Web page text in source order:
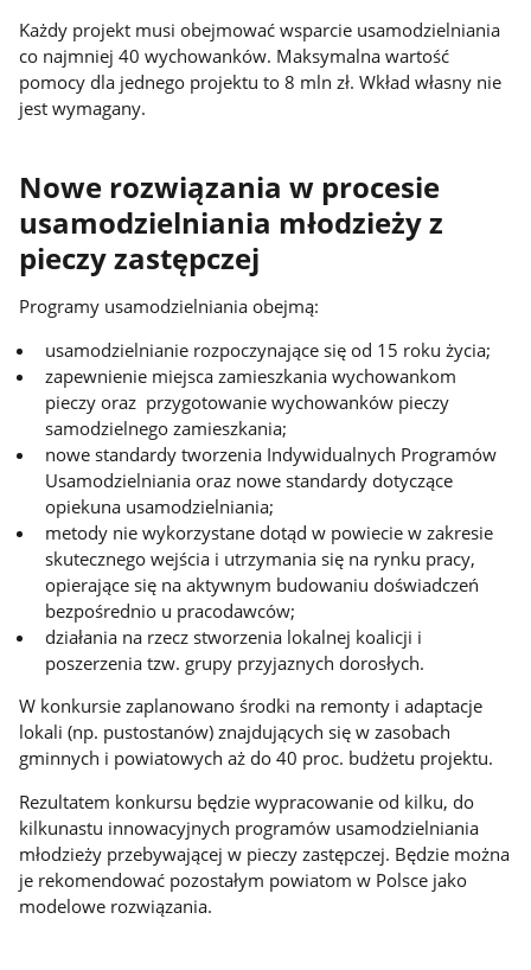
Każdy projekt musi obejmować wsparcie usamodzielniania
co najmniej 40 wychowanków. Maksymalna wartość
pomocy dla jednego projektu to 8 mln zł. Wkład własny nie
jest wymagany.
Nowe rozwiązania w procesie
usamodzielniania młodzieży z
pieczy zastępczej
Programy usamodzielniania obejmą:
usamodzielnianie rozpoczynające się od 15 roku życia;
zapewnienie miejsca zamieszkania wychowankom
pieczy oraz przygotowanie wychowanków pieczy
samodzielnego zamieszkania;
nowe standardy tworzenia Indywidualnych Programów
Usamodzielniania oraz nowe standardy dotyczące
opiekuna usamodzielniania;
metody nie wykorzystane dotąd w powiecie w zakresie
skutecznego wejścia i utrzymania się na rynku pracy,
opierające się na aktywnym budowaniu doświadczeń
bezpośrednio u pracodawców;
działania na rzecz stworzenia lokalnej koalicji i
poszerzenia tzw. grupy przyjaznych dorosłych.
W konkursie zaplanowano środki na remonty i adaptacje
lokali (np. pustostanów) znajdujących się w zasobach
gminnych i powiatowych aż do 40 proc. budżetu projektu.
Rezultatem konkursu będzie wypracowanie od kilku, do
kilkunastu innowacyjnych programów usamodzielniania
młodzieży przebywającej w pieczy zastępczej. Będzie można
je rekomendować pozostałym powiatom w Polsce jako
modelowe rozwiązania.